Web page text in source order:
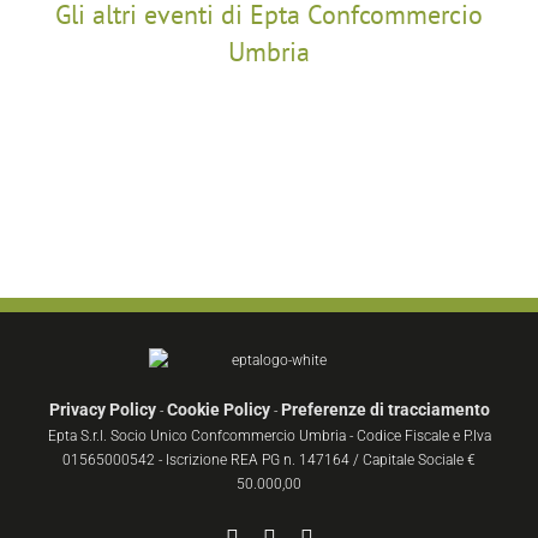
Gli altri eventi di Epta Confcommercio
Umbria
Privacy Policy- Cookie Policy- Preferenze di tracciamento
Epta S.r.l. Socio Unico Confcommercio Umbria - Codice Fiscale e P.Iva
01565000542 - Iscrizione REA PG n. 147164 / Capitale Sociale €
50.000,00